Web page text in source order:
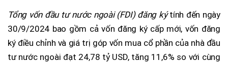
Tổng vốn đầu tư nước ngoài (FDI) đăng kýtính đến ngày
30/9/2024 bao gồm cả vốn đăng ký cấp mới, vốn đăng
ký điều chỉnh và giá trị góp vốn mua cổ phần của nhà đầu
tư nước ngoài đạt 24,78 tỷ USD, tăng 11,6% so với cùng